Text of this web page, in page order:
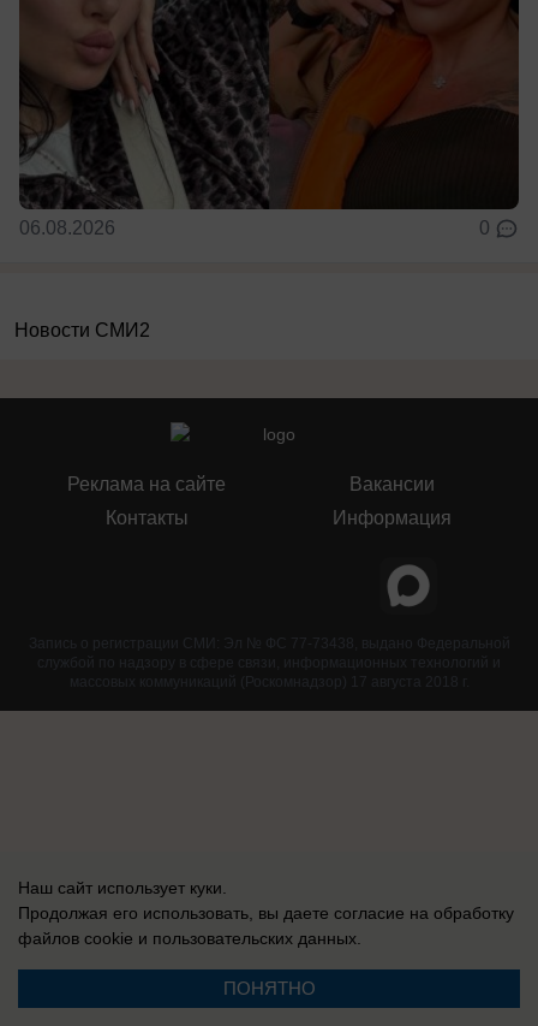
06.08.2026 0
Новости СМИ2
Реклама на сайте
Контакты
Вакансии
Информация
Запись о регистрации СМИ: Эл № ФС 77-73438, выдано Федеральной
службой по надзору в сфере связи, информационных технологий и
массовых коммуникаций (Роскомнадзор) 17 августа 2018 г.
Наш сайт использует куки.
Продолжая его использовать, вы даете согласие на обработку
файлов cookie и пользовательских данных.
ПОНЯТНО